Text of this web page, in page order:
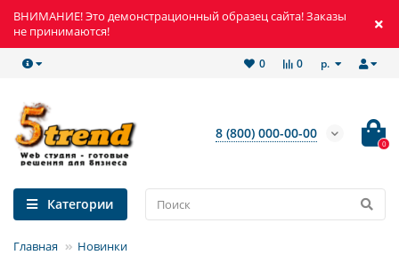
ВНИМАНИЕ! Это демонстрационный образец сайта! Заказы
не принимаются!
р.
0
0
8 (800) 000-00-00
0
Категории
Главная Новинки